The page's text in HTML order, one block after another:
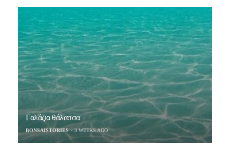
Γαλάζια θάλασσα
BONSAISTORIES 3 WEEKS AGO